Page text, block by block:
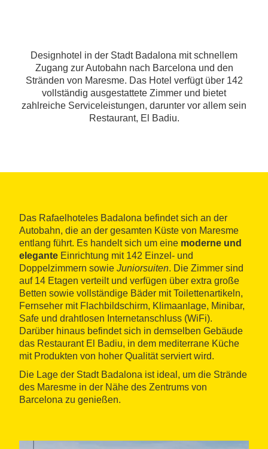
Designhotel in der Stadt Badalona mit schnellem
Zugang zur Autobahn nach Barcelona und den
Stränden von Maresme. Das Hotel verfügt über 142
vollständig ausgestattete Zimmer und bietet
zahlreiche Serviceleistungen, darunter vor allem sein
Restaurant, El Badiu.
Das Rafaelhoteles Badalona befindet sich an der
Autobahn, die an der gesamten Küste von Maresme
entlang führt. Es handelt sich um eine moderne und
elegante Einrichtung mit 142 Einzel- und
Doppelzimmern sowie Juniorsuiten. Die Zimmer sind
auf 14 Etagen verteilt und verfügen über extra große
Betten sowie vollständige Bäder mit Toilettenartikeln,
Fernseher mit Flachbildschirm, Klimaanlage, Minibar,
Safe und drahtlosen Internetanschluss (WiFi).
Darüber hinaus befindet sich in demselben Gebäude
das Restaurant El Badiu, in dem mediterrane Küche
mit Produkten von hoher Qualität serviert wird.
Die Lage der Stadt Badalona ist ideal, um die Strände
des Maresme in der Nähe des Zentrums von
Barcelona zu genießen.